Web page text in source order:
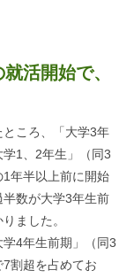
活開始で、
ころ、「大学3年
1、2年生」（同3
年半以上前に開始
数が大学3年生前
ました。
4年生前期」（同3
割超を占めてお